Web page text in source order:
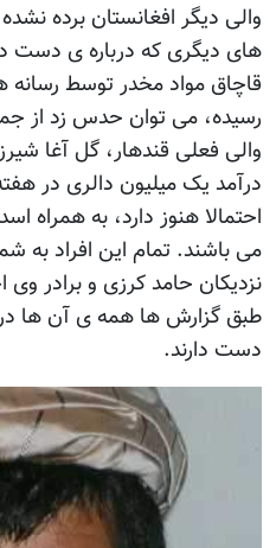
والی ديگر افغانستان برده
های ديگری که درباره ی دست
قاچاق مواد مخدر توسط رسانه
رسیده، می توان حدس زد از
والی فعلی قندهار، گل آغا
درآمد يک ميليون دالری در
احتمالا هنوز دارد، به همراه
می باشند. تمام اين افراد به
نزديکان حامد کرزی و برادر
طبق گزارش ها همه ی آن ها در
دست دارند.